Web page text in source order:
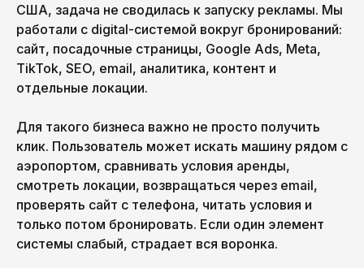
США, задача не сводилась к запуску рекламы. Мы
работали с digital-системой вокруг бронирований:
сайт, посадочные страницы, Google Ads, Meta,
TikTok, SEO, email, аналитика, контент и
отдельные локации.
Для такого бизнеса важно не просто получить
клик. Пользователь может искать машину рядом с
аэропортом, сравнивать условия аренды,
смотреть локации, возвращаться через email,
проверять сайт с телефона, читать условия и
только потом бронировать. Если один элемент
системы слабый, страдает вся воронка.